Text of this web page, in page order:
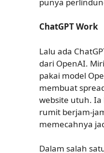
ChatGPT Work
Lalu ada
dari OpenAI.
pakai model
membuat
website utuh.
rumit berjam-
memecahnya
Dalam salah